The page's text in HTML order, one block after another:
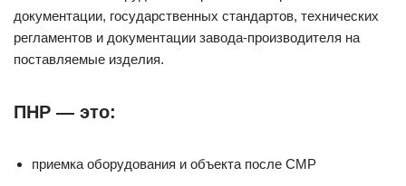
документации, государственных стандартов, технических
регламентов и документации завода-производителя на
поставляемые изделия.
ПНР — это:
приемка оборудования и объекта после СМР